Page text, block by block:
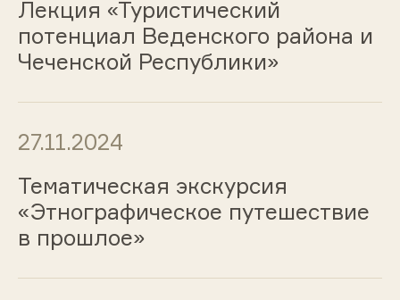
Лекция «Туристический
потенциал Веденского района и
Чеченской Республики»
27.11.2024
Тематическая экскурсия
«Этнографическое путешествие
в прошлое»